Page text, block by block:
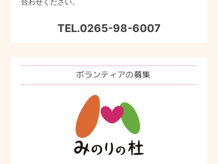
事前にご連絡ください。午前8:30～午後5:30
①あなたの今までの暮らしを知る努力をします。
③あなたの有する能力を見つけ、大切にします。
④押しつけのない、さりげないケアをします。
⑤くつろげる環境をつくります
⑥みんなに愛され気軽に立ち寄れる場をつくります。
⑦常に学ぶ姿勢を持ち続け、努力します。
い。2ヶ月前から予約を受け付けています。
おおよそ5 万～15 万／月となります
が、詳細はお問合せください。
（要介護度によるサービス費＋諸加算）×（負担割合1～3
割）＋居住費＋食費（対象の方は減免の制度がありま
す）＋その他の料金
以上と認定されている方ですが、要介護2で
も市町村が特例入居を認めた方が入居して
います。
入居の申込みはどうすればよいですか？
みのりの杜に直接申込みください。入居を
お待ちいただく期間がどれくらいになるか
は、お申込者の状況などにより順位は変動
いたします。詳しくは、みのりの杜までお
TEL.0265-98-6007
ボランティアの募集